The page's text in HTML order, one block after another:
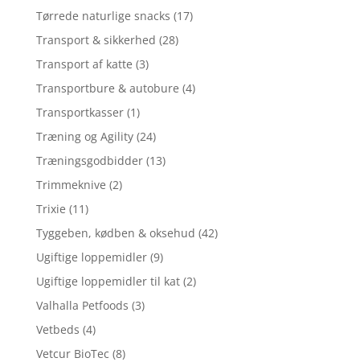
Tørrede naturlige snacks (17)
Transport & sikkerhed (28)
Transport af katte (3)
Transportbure & autobure (4)
Transportkasser (1)
Træning og Agility (24)
Træningsgodbidder (13)
Trimmeknive (2)
Trixie (11)
Tyggeben, kødben & oksehud (42)
Ugiftige loppemidler (9)
Ugiftige loppemidler til kat (2)
Valhalla Petfoods (3)
Vetbeds (4)
Vetcur BioTec (8)